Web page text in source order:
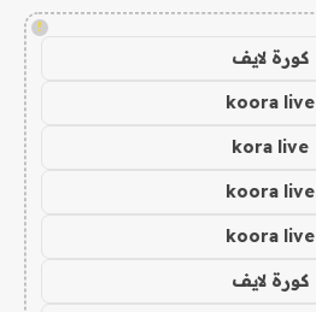
!
كورة لايف
koora live
kora live
koora live
koora live
كورة لايف